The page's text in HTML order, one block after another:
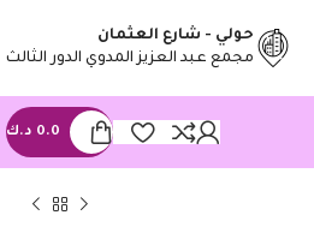
حولي - شارع العثمان
مجمع عبد العزيز المدوي الدور الثالث
0.0 د.ك